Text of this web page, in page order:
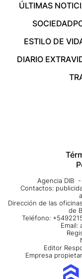
ÚLTIMAS
SOCIEDAD
ESTILO DE
DIARIO EXTRA
Agencia DIB
Contactos:
Dirección de las
de
Teléfono:
Email:
Editor
Empresa